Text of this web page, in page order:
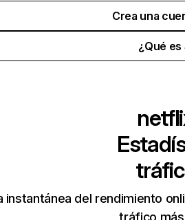
Crea una
¿Qué es
instantánea del rendimiento
tráfico